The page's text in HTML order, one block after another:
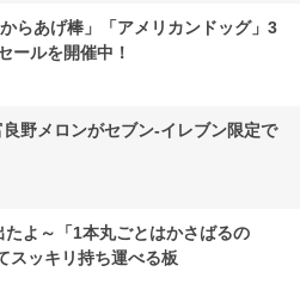
らあげ棒」「アメリカンドッグ」3
ールを開催中！
野メロンがセブン‐イレブン限定で
よ～「1本丸ごとはかさばるの
スッキリ持ち運べる板